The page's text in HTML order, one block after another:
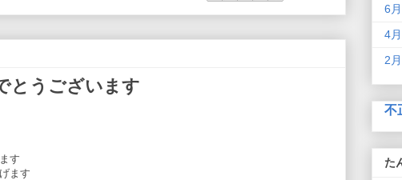
とうございます
す
ます
6
4
2
不
た